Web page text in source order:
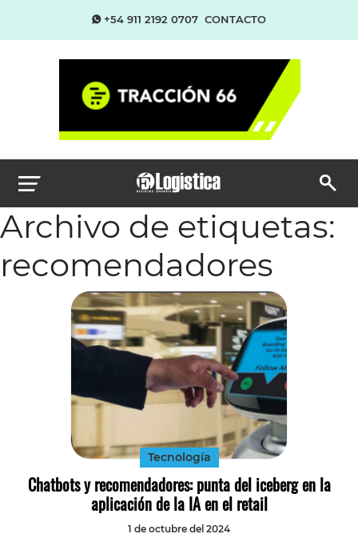
+54 911 2192 0707 CONTACTO
Archivo de etiquetas:
recomendadores
Tecnología
Chatbots y recomendadores: punta del iceberg en la
aplicación de la IA en el retail
1 de octubre del 2024